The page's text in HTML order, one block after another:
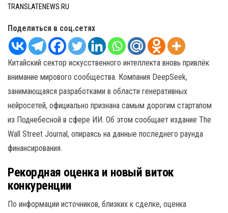
TRANSLATENEWS.RU
Поделиться в соц.сетях
Китайский сектор искусственного интеллекта вновь привлёк
внимание мирового сообщества. Компания DeepSeek,
занимающаяся разработками в области генеративных
нейросетей, официально признана самым дорогим стартапом
из Поднебесной в сфере ИИ. Об этом сообщает издание The
Wall Street Journal, опираясь на данные последнего раунда
финансирования.
Рекордная оценка и новый виток
конкуренции
По информации источников, близких к сделке, оценка